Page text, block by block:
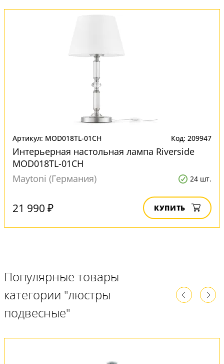
Артикул: MOD018TL-01CH Код: 209947
Интерьерная настольная лампа Riverside
MOD018TL-01CH
Maytoni (Германия)
24 шт.
21 990 ₽ КУПИТЬ
Популярные товары
категории "люстры
подвесные"